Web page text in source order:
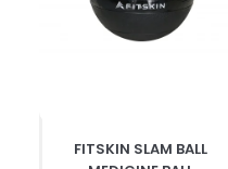
FITSKIN SLAM BALL